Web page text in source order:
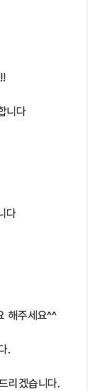
니다
다
해주세요^^
.
리겠습니다.